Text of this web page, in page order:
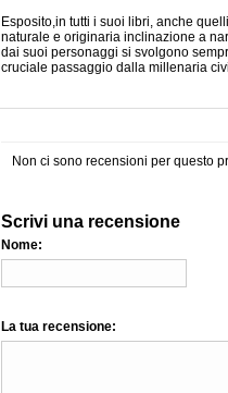
Esposito,in tutti i suoi libri, anche
naturale e originaria inclinazione a
dai suoi personaggi si svolgono
cruciale passaggio dalla millenaria
Non ci sono recensioni per questo
Scrivi una recensione
Nome:
La tua recensione: